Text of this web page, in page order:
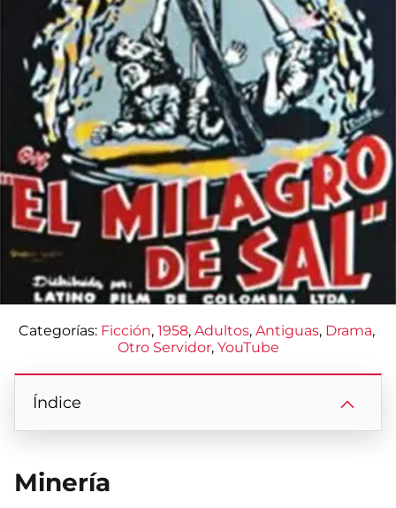
Categorías: Ficción, 1958, Adultos, Antiguas, Drama,
Otro Servidor, YouTube
Índice
Minería